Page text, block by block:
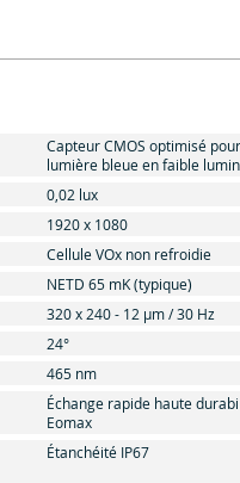
Capteur CMOS optimisé
lumière bleue en faible
0,02 lux
1920 x 1080
Cellule VOx non refroidie
NETD 65 mK (typique)
320 x 240 - 12 µm / 30 Hz
24°
465 nm
Échange rapide haute
Eomax
Étanchéité IP67